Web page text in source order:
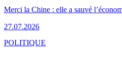
Merci la Chine : elle a sauvé
27.07.2026
POLITIQUE